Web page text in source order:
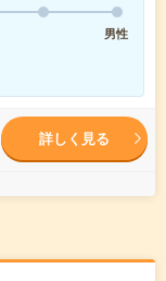
男性
詳しく見る